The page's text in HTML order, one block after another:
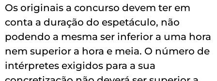
Os originais a concurso devem ter em
conta a duração do espetáculo, não
podendo a mesma ser inferior a uma hora
nem superior a hora e meia. O número de
intérpretes exigidos para a sua